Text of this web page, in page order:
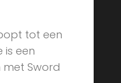
tot een
is een
Sword